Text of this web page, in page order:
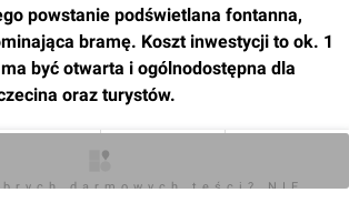
powstanie podświetlana fontanna,
bramę. Koszt inwestycji to ok. 1
być otwarta i ogólnodostępna dla
oraz turystów.
darmowych teści? NIE